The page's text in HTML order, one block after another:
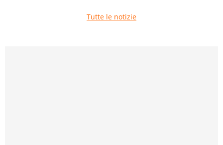
Tutte le notizie